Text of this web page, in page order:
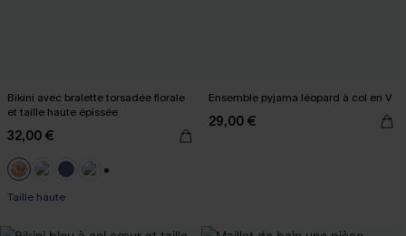
Bikini avec bralette torsadée florale
et taille haute épissée
32,00 €
Taille haute
Ensemble pyjama léopard à col en V
29,00 €